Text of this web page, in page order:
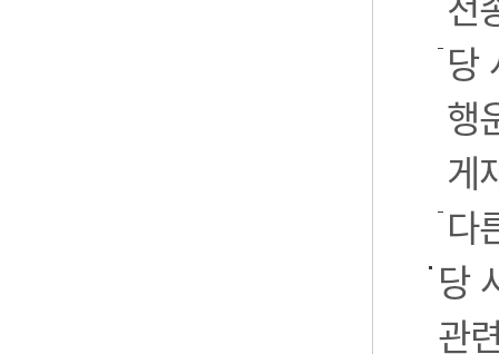
당
행
게
다
당
관